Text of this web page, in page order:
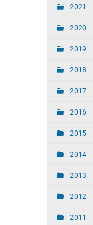
2021
2020
2019
2018
2017
2016
2015
2014
2013
2012
2011